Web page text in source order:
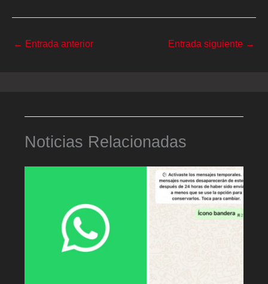
← Entrada anterior Entrada siguiente →
Noticias Relacionadas